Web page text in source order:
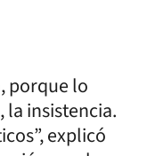
porque lo
la insistencia.
explicó